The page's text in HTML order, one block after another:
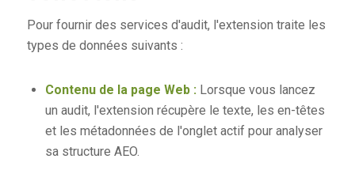
Pour fournir des services d'audit, l'extension traite les
types de données suivants :
Contenu de la page Web :Lorsque vous lancez
un audit, l'extension récupère le texte, les en-têtes
et les métadonnées de l'onglet actif pour analyser
sa structure AEO.